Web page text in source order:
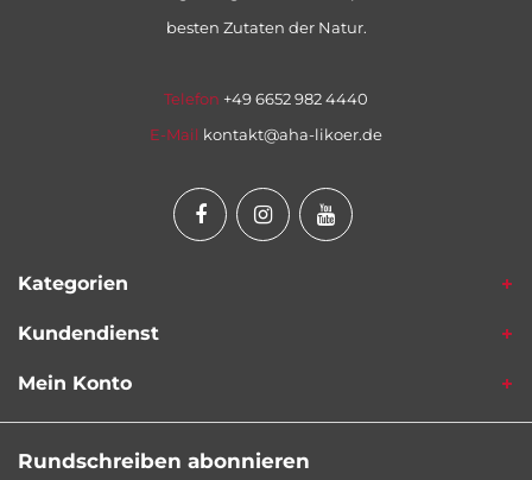
besten Zutaten der Natur.
Telefon +49 6652 982 4440
E-Mail kontakt@aha-likoer.de
Kategorien
Kundendienst
Mein Konto
Rundschreiben abonnieren